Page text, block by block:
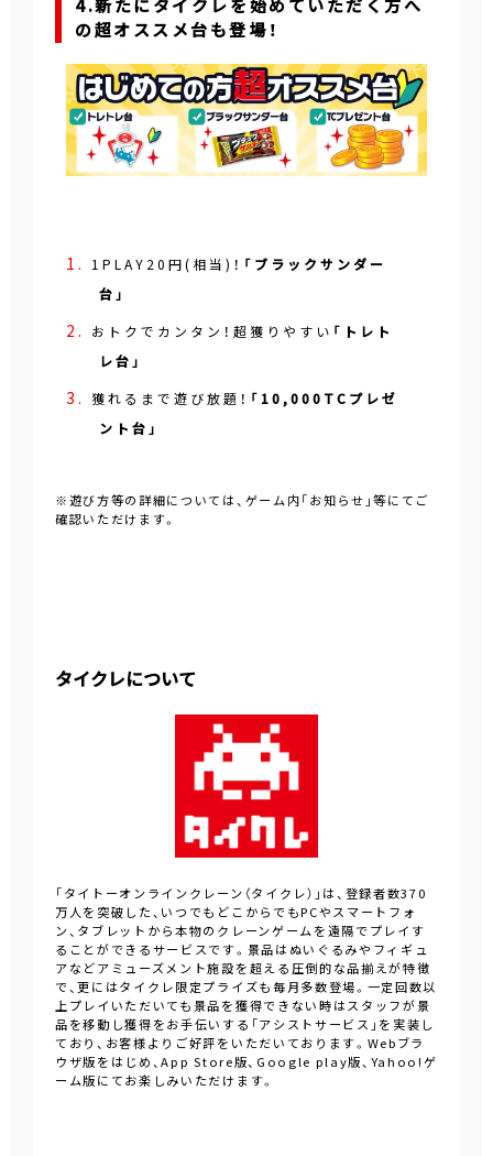
4.新たにタイクレを始めていただく方へ
の超オススメ台も登場！
1PLAY20円(相当)！ 「ブラックサンダー
台」
おトクでカンタン！超獲りやすい 「トレト
レ台」
獲れるまで遊び放題！ 「10,000TCプレゼ
ント台」
※遊び方等の詳細については、ゲーム内「お知らせ」等にてご
確認いただけます。
タイクレについて
「タイトーオンラインクレーン（タイクレ）」は、登録者数370
万人を突破した、いつでもどこからでもPCやスマートフォ
ン、タブレットから本物のクレーンゲームを遠隔でプレイす
ることができるサービスです。景品はぬいぐるみやフィギュ
アなどアミューズメント施設を超える圧倒的な品揃えが特徴
で、更にはタイクレ限定プライズも毎月多数登場。一定回数以
上プレイいただいても景品を獲得できない時はスタッフが景
品を移動し獲得をお手伝いする「アシストサービス」を実装し
ており、お客様よりご好評をいただいております。Webブラ
ウザ版をはじめ、App Store版、Google play版、Yahoo!ゲ
ーム版にてお楽しみいただけます。